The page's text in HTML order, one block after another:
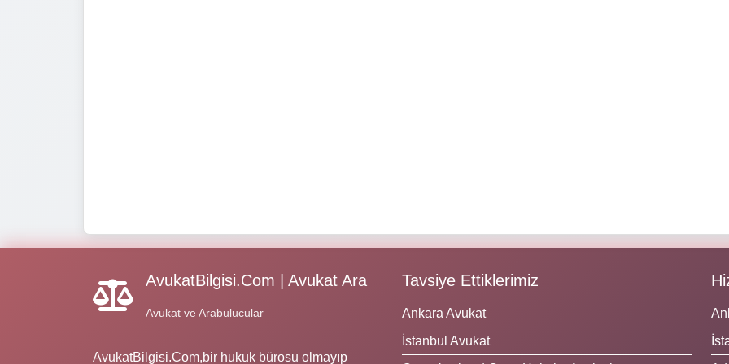
AvukatBilgisi.Com | Avukat Ara
Avukat ve Arabulucular
AvukatBilgisi.Com,bir hukuk bürosu olmayıp
Tavsiye Ettiklerimiz
Ankara Avukat
İstanbul Avukat